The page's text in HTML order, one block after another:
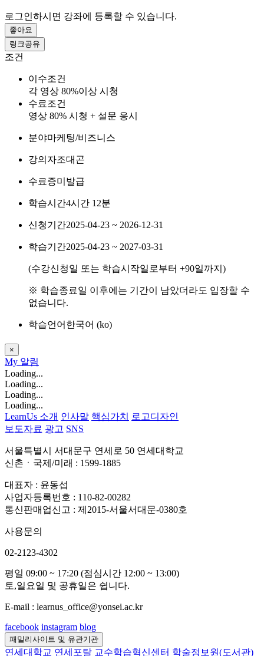
로그인하시면 강좌에 등록할 수 있습니다.
좋아요
링크공유
조건
이수조건
각 영상 80%이상 시청
수료조건
영상 80% 시청 + 설문 응시
분야마케팅/비즈니스
강의자조대곤
수료증미발급
학습시간4시간 12분
신청기간2025-04-23 ~ 2026-12-31
학습기간2025-04-23 ~ 2027-03-31
(수강신청일 또는 학습시작일로부터 +90일까지)
※ 학습종료일 이후에는 기간이 남았더라도 입장할 수
없습니다.
학습언어 한국어 ‎(ko)‎
×
My 알림
Loading...
Loading...
Loading...
Loading...
LearnUs 소개 인사말 핵심가치
로고디자인
보도자료 광고 SNS
서울특별시 서대문구 연세로 50 연세대학교
신촌ㆍ국제/미래 : 1599-1885
대표자 : 윤동섭
사업자등록번호 : 110-82-00282
통신판매업신고 : 제2015-서울서대문-0380호
사용문의
02-2123-4302
평일 09:00 ~ 17:20 (점심시간 12:00 ~ 13:00)
토,일요일 및 공휴일은 쉽니다.
E-mail : learnus_office@yonsei.ac.kr
facebook instagram blog
패밀리사이트 및 유관기관
연세대학교 연세포탈 교수학습혁신센터 학술정보원(도서관)